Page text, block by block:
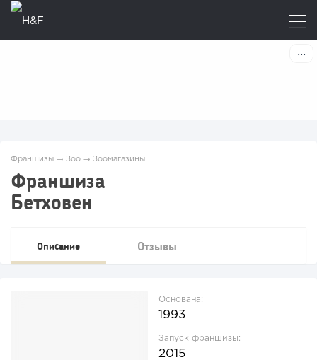
Франшизы → Зоо → Зоомагазины
Франшиза
Бетховен
Описание Отзывы
Основана:
1993
Запуск франшизы:
2015